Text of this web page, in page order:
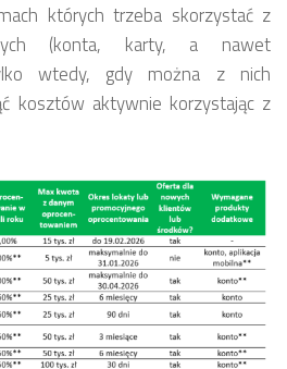
których trzeba skorzystać z
(konta, karty, a nawet
wtedy, gdy można z nich
kosztów aktywnie korzystając z